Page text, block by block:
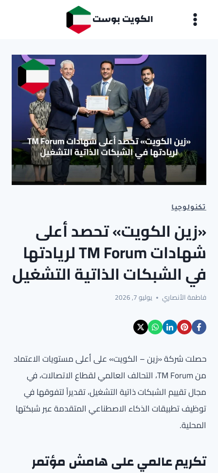
الكويت بوست
تكنولوجيا
«زين الكويت» تحصد أعلى
شهادات TM Forum لريادتها
في الشبكات الذاتية التشغيل
فاطمة الأنصاري يوليو 7, 2026
حصلت شركة «زين – الكويت» على أعلى مستويات الاعتماد
من TM Forum، التحالف العالمي لقطاع الاتصالات، في
مجال تقييم الشبكات ذاتية التشغيل، تقديراً لتفوقها في
توظيف تطبيقات الذكاء الاصطناعي المتقدمة عبر شبكتها
المحلية.
تكريم عالمي على هامش مؤتمر